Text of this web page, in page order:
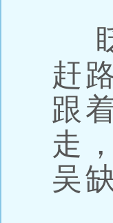
眨
赶
跟
走
吴